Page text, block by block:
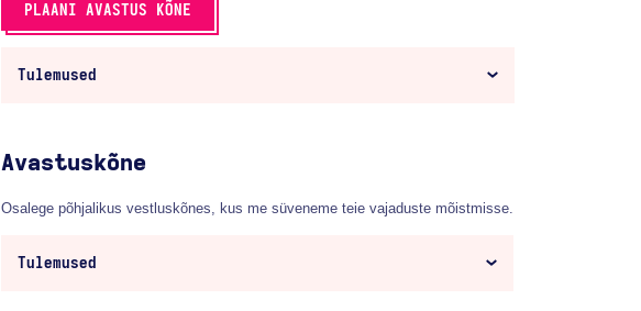
PLAANI AVASTUS KÕNE
Tulemused
Avastuskõne
Osalege põhjalikus vestluskõnes, kus me süveneme teie vajaduste mõistmisse.
Tulemused